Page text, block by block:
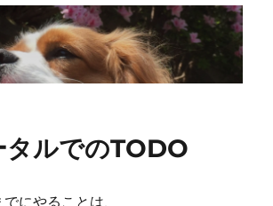
タルでのTODO
にやることは、